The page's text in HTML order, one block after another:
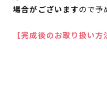
場合がございますので予
【完成後のお取り扱い